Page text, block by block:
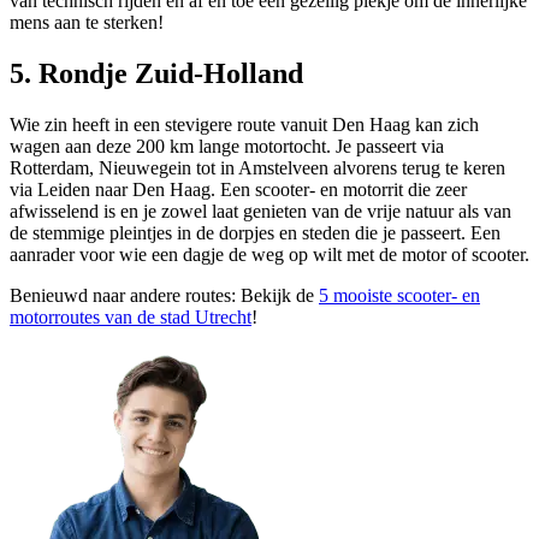
mens aan te sterken!
5. Rondje Zuid-Holland
Wie zin heeft in een stevigere route vanuit Den Haag kan zich
wagen aan deze 200 km lange motortocht. Je passeert via
Rotterdam, Nieuwegein tot in Amstelveen alvorens terug te keren
via Leiden naar Den Haag. Een scooter- en motorrit die zeer
afwisselend is en je zowel laat genieten van de vrije natuur als van
de stemmige pleintjes in de dorpjes en steden die je passeert. Een
aanrader voor wie een dagje de weg op wilt met de motor of scooter.
Benieuwd naar andere routes: Bekijk de 5 mooiste scooter- en
motorroutes van de stad Utrecht!